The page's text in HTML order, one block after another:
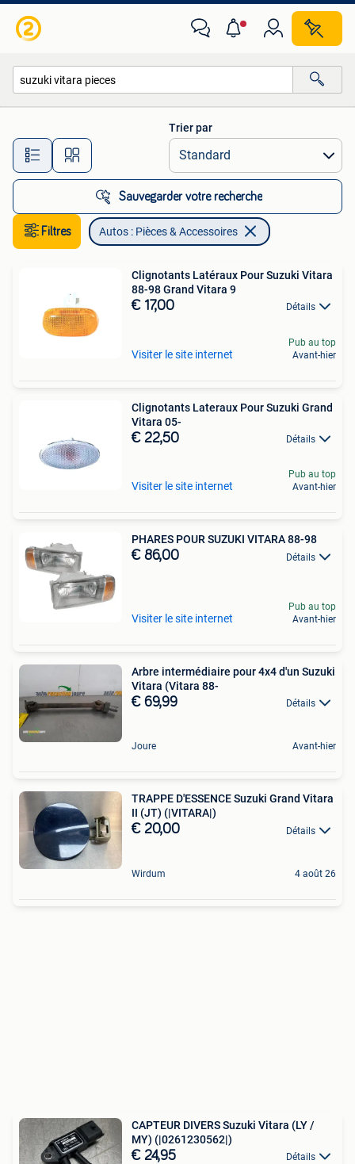
Toutes les distances…
Trier par
Sauvegarder votre recherche
Filtres Autos : Pièces & Accessoires
Clignotants Latéraux Pour Suzuki Vitara
88-98 Grand Vitara 9
€ 17,00 Détails
Visiter le site internet
Pub au top
Avant-hier
Clignotants Lateraux Pour Suzuki Grand
Vitara 05-
€ 22,50 Détails
Visiter le site internet
Pub au top
Avant-hier
PHARES POUR SUZUKI VITARA 88-98
€ 86,00 Détails
Visiter le site internet
Pub au top
Avant-hier
Arbre intermédiaire pour 4x4 d'un Suzuki
Vitara (Vitara 88-
€ 69,99 Détails
Joure Avant-hier
TRAPPE D'ESSENCE Suzuki Grand Vitara
II (JT) (|VITARA|)
€ 20,00 Détails
Wirdum 4 août 26
CAPTEUR DIVERS Suzuki Vitara (LY /
MY) (|0261230562|)
€ 24,95 Détails